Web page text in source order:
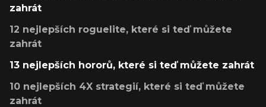
zahrát
12 nejlepších roguelite, které si teď můžete
zahrát
13 nejlepších hororů, které si teď můžete zahrát
10 nejlepších 4X strategií, které si teď můžete
zahrát